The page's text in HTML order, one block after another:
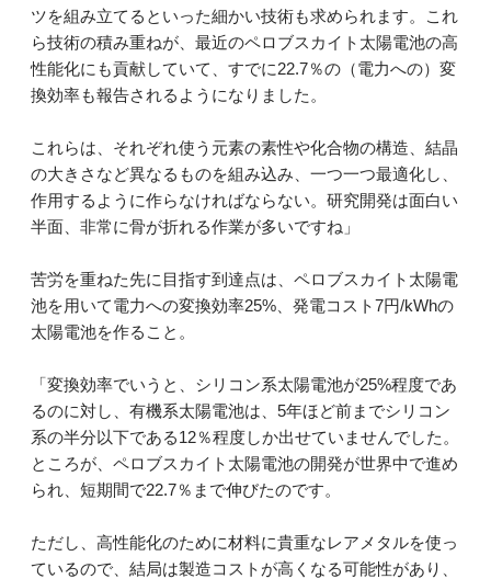
ツを組み立てるといった細かい技術も求められます。これ
ら技術の積み重ねが、最近のペロブスカイト太陽電池の高
性能化にも貢献していて、すでに22.7％の（電力への）変
換効率も報告されるようになりました。
これらは、それぞれ使う元素の素性や化合物の構造、結晶
の大きさなど異なるものを組み込み、一つ一つ最適化し、
作用するように作らなければならない。研究開発は面白い
半面、非常に骨が折れる作業が多いですね」
苦労を重ねた先に目指す到達点は、ペロブスカイト太陽電
池を用いて電力への変換効率25%、発電コスト7円/kWhの
太陽電池を作ること。
「変換効率でいうと、シリコン系太陽電池が25%程度であ
るのに対し、有機系太陽電池は、5年ほど前までシリコン
系の半分以下である12％程度しか出せていませんでした。
ところが、ペロブスカイト太陽電池の開発が世界中で進め
られ、短期間で22.7％まで伸びたのです。
ただし、高性能化のために材料に貴重なレアメタルを使っ
ているので、結局は製造コストが高くなる可能性があり、